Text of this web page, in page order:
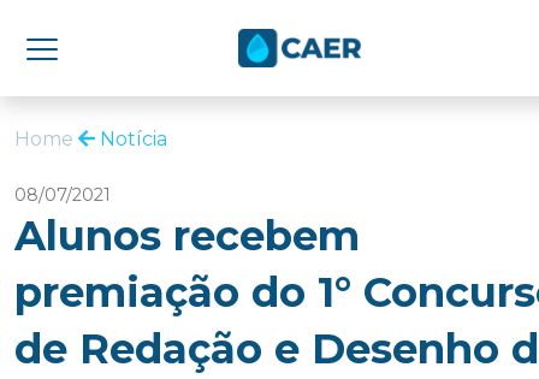
Home Notícia
08/07/2021
Alunos recebem
premiação do 1°
de Redação e Desenho